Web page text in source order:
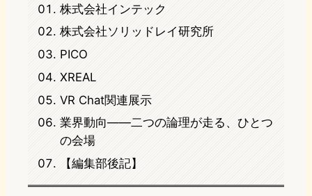
株式会社インテック
株式会社ソリッドレイ研究所
PICO
XREAL
VR Chat関連展示
業界動向——二つの論理が走る、ひとつ
の会場
【編集部後記】